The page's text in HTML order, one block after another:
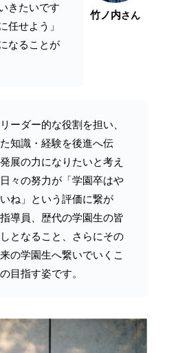
竹ノ内さん
きたいです
任せよう」
なることが
ーダー的な役割を担い、
知識・経験を後進へ伝
展の力になりたいと考え
々の努力が「学園卒はや
ね」という評価に繋が
導員、歴代の学園生の皆
となること、さらにその
の学園生へ繋いでいくこ
目指す姿です。